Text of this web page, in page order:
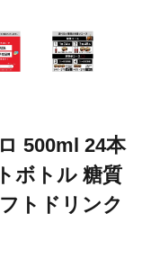
500ml 24本
ボトル 糖質
トドリンク